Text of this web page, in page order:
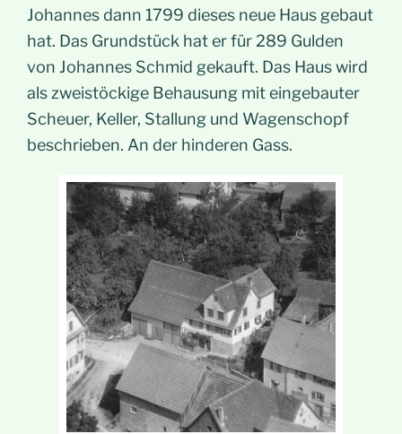
Johannes dann 1799 dieses neue Haus gebaut
hat. Das Grundstück hat er für 289 Gulden
von Johannes Schmid gekauft. Das Haus wird
als zweistöckige Behausung mit eingebauter
Scheuer, Keller, Stallung und Wagenschopf
beschrieben. An der hinderen Gass.